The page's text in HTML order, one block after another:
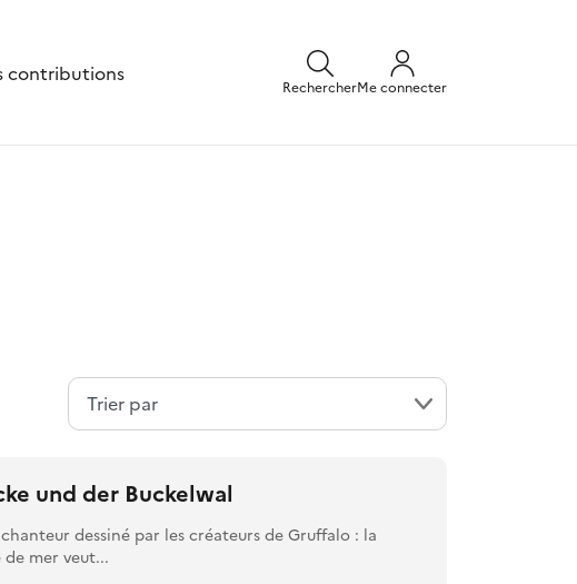
contributions
RechercherMe connecter
und der Buckelwal
dessiné par les créateurs de Gruffalo : la
mer veut...